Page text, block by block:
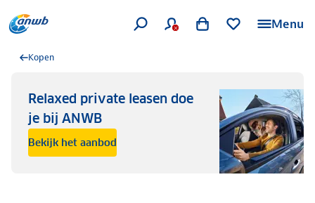
Menu
Kopen
Relaxed private leasen doe
je bij ANWB
Bekijk het aanbod